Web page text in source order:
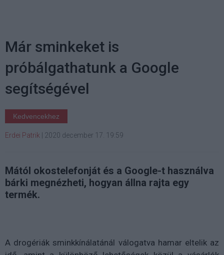
Már sminkeket is
próbálgathatunk a Google
segítségével
Kedvencekhez
Erdei Patrik 2020 december 17. 19:59
Mától okostelefonját és a Google-t használva
bárki megnézheti, hogyan állna rajta egy
termék.
A drogériák sminkkínálatánál válogatva hamar eltelik az